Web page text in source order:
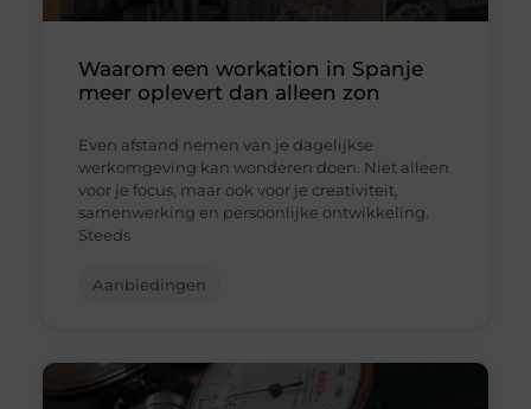
Waarom een workation in Spanje
meer oplevert dan alleen zon
Even afstand nemen van je dagelijkse
werkomgeving kan wonderen doen. Niet alleen
voor je focus, maar ook voor je creativiteit,
samenwerking en persoonlijke ontwikkeling.
Steeds
Aanbiedingen